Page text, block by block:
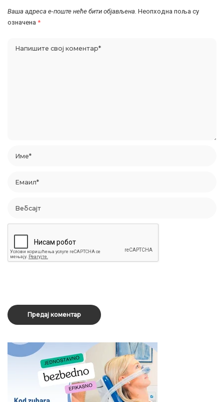
Ваша адреса е-поште неће бити објављена. Неопходна поља су
означена *